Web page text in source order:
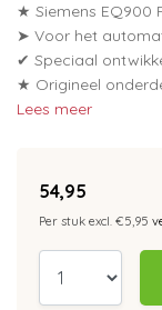
★ Siemens EQ900
➤ Voor het
✔ Speciaal
★ Origineel
Lees meer
54,95
Per stuk excl. €5,95